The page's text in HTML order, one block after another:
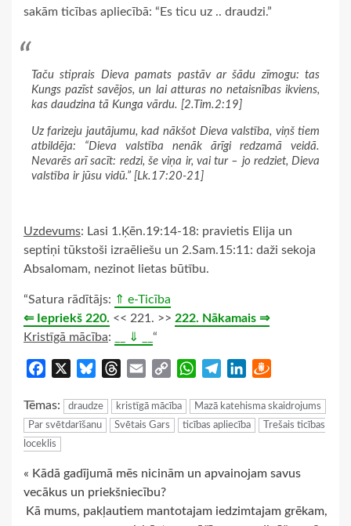
sakām ticības apliecībā: “Es ticu uz .. draudzi.”
Taču stiprais Dieva pamats pastāv ar šādu zīmogu: tas
Kungs pazīst savējos, un lai atturas no netaisnības ikviens,
kas daudzina tā Kunga vārdu. [2.Tim.2:19]
Uz farizeju jautājumu, kad nākšot Dieva valstība, viņš tiem
atbildēja: “Dieva valstība nenāk ārīgi redzamā veidā.
Nevarēs arī sacīt: redzi, še viņa ir, vai tur – jo redziet, Dieva
valstība ir jūsu vidū.” [Lk.17:20-21]
Uzdevums: Lasi 1.Ķēn.19:14-18: pravietis Elija un
septiņi tūkstoši izraēliešu un 2.Sam.15:11: daži sekoja
Absalomam, nezinot lietas būtību.
“Satura rādītājs: ⇑ e-Ticība
⇐ Iepriekš 220. << 221. >> 222. Nākamais ⇒
Kristīgā mācība: __ ⇓ __ “
Facebook BlueskyThreads
Email
Copy
WhatsApp
TelegramLinkedIn
Tēmas: draudze kristīgā mācība
Mazā katehisma skaidrojums
Par svētdarīšanu
Svētais Gars ticības apliecība
Trešais ticības
loceklis
Continue
Reading
« Kādā gadījumā mēs nicinām un apvainojam savus
vecākus un priekšniecību?
Kā mums, pakļautiem mantotajam iedzimtajam grēkam,